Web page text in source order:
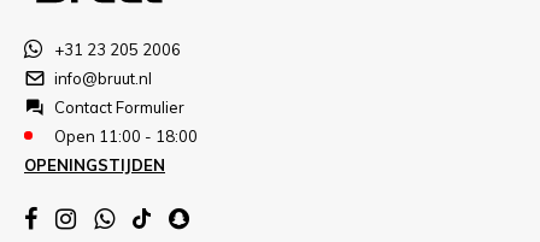
+31 23 205 2006
info@bruut.nl
Contact Formulier
Open 11:00 - 18:00
OPENINGSTIJDEN